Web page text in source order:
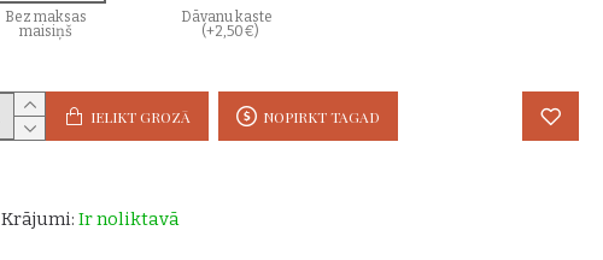
Krājumi: Ir noliktavā
Bez maksas
maisiņš
Dāvanu kaste
(+2,50€)
IELIKT GROZĀ NOPIRKT TAGAD